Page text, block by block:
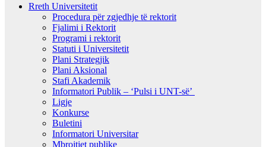
Rreth Universitetit
Procedura për zgjedhje të rektorit
Fjalimi i Rektorit
Programi i rektorit
Statuti i Universitetit
Plani Strategjik
Plani Aksional
Stafi Akademik
Informatori Publik – ‘Pulsi i UNT-së’
Ligje
Konkurse
Buletini
Informatori Universitar
Mbrojtjet publike